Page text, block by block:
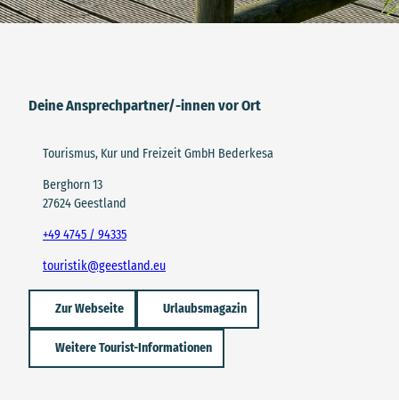
Deine Ansprechpartner/-innen vor Ort
Tourismus, Kur und Freizeit GmbH Bederkesa
Berghorn 13
27624 Geestland
+49 4745 / 94335
touristik@geestland.eu
Zur Webseite Urlaubsmagazin
Weitere Tourist-Informationen